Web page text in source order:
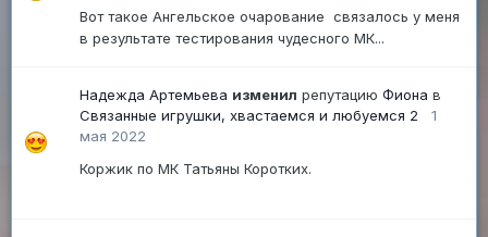
Вот такое Ангельское очарование связалось у меня
в результате тестирования чудесного МК...
Надежда Артемьева изменил репутацию Фиона в
Связанные игрушки, хвастаемся и любуемся 2
1
мая 2022
Коржик по МК Татьяны Коротких.